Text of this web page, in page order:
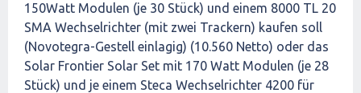
150Watt Modulen (je 30 Stück) und einem 8000 TL 20
SMA Wechselrichter (mit zwei Trackern) kaufen soll
(Novotegra-Gestell einlagig) (10.560 Netto) oder das
Solar Frontier Solar Set mit 170 Watt Modulen (je 28
Stück) und je einem Steca Wechselrichter 4200 für